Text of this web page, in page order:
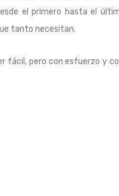
el primero hasta el
tanto necesitan.
fácil, pero con esfuerzo y